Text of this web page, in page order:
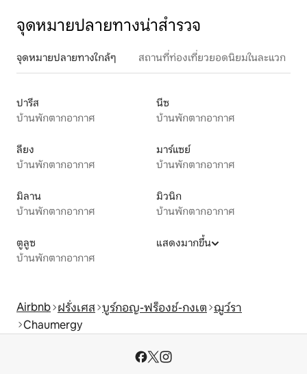
จุดหมายปลายทางน่าสำรวจ
จุดหมายปลายทางใกล้ๆ สถานที่ท่องเที่ยวยอดนิยมในละแวก
ปารีส
บ้านพักตากอากาศ
นีซ
บ้านพักตากอากาศ
ลียง
บ้านพักตากอากาศ
มาร์แซย์
บ้านพักตากอากาศ
มิลาน
บ้านพักตากอากาศ
มิวนิก
บ้านพักตากอากาศ
ตูลูซ
บ้านพักตากอากาศ
แสดงมากขึ้น
Airbnb ฝรั่งเศส บูร์กอญ-ฟร็องช์-กงเต ฌูว์รา
Chaumergy